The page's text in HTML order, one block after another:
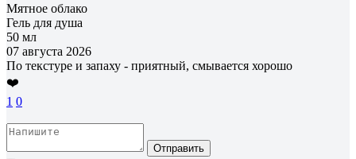
Мятное облако
Гель для душа
50 мл
07 августа 2026
По текстуре и запаху - приятный, смывается хорошо
❤️
1 0
Отправить